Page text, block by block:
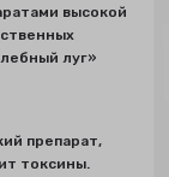
высокой
луг»
препарат,
токсины.